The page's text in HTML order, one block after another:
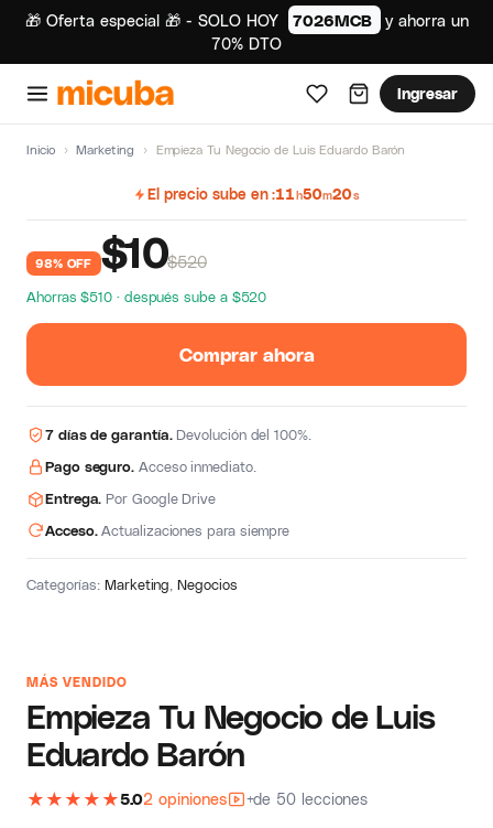
🎁 Oferta especial 🎁 - SOLO HOY 7026MCB
y ahorra un
70% DTO
Ingresar
Inicio › Marketing › Empieza Tu Negocio de Luis Eduardo Barón
MÁS VENDIDO
Empieza Tu Negocio de Luis
Eduardo Barón
★ ★ ★ ★ ★5.02 opiniones +de 50 lecciones
El precio sube en 11h50m19s
98% OFF $10$520
Ahorras $510 · después sube a $520
Comprar ahora
7 días de garantía.Devolución del 100%.
Pago seguro. Acceso inmediato.
Entrega. Por Google Drive
Acceso.Actualizaciones para siempre
Categorías:Marketing ,Negocios